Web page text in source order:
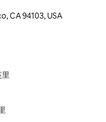
CA 94103, USA